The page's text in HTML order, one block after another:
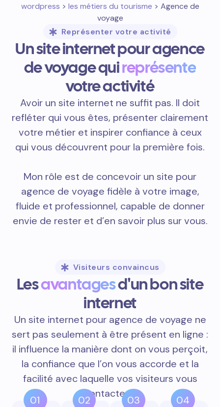
wordpress > les métiers du tourisme > Agence de
voyage
Représenter votre activité
Un site internet pour agence
de voyage quireprésente
votre activité
Avoir un site internet ne suffit pas. Il doit
refléter qui vous êtes, présenter clairement
votre métier et inspirer confiance à ceux
qui vous découvrent pour la première fois.
Mon rôle est de concevoir un site pour
agence de voyage fidèle à votre image,
fluide et professionnel, capable de donner
envie de rester et d’en savoir plus sur vous.
Visiteurs convaincus
Lesavantagesd'un bon site
internet
Un site internet pour agence de voyage ne
sert pas seulement à être présent en ligne :
il influence la manière dont on vous perçoit,
la confiance que l’on vous accorde et la
facilité avec laquelle vos visiteurs vous
contactent.
01 02 03 04